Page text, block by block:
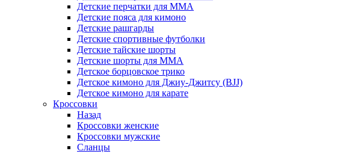
Детские перчатки для ММА
Детские пояса для кимоно
Детские рашгарды
Детские спортивные футболки
Детские тайские шорты
Детские шорты для ММА
Детское борцовское трико
Детское кимоно для Джиу-Джитсу (BJJ)
Детское кимоно для карате
Кроссовки
Назад
Кроссовки женские
Кроссовки мужские
Сланцы